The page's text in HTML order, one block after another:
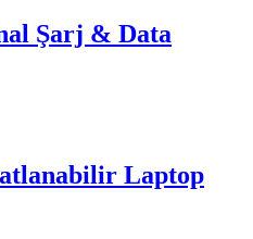
Şarj & Data
Laptop